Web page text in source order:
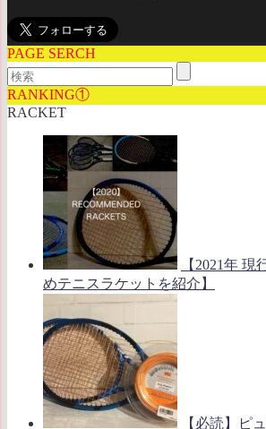
PAGE SERCH
RANKING①
RACKET
【2021年
めテニスラケットを紹介】
【必読】ピ